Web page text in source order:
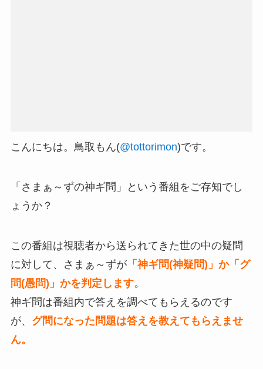
こんにちは。鳥取もん(@tottorimon)です。
「さまぁ～ずの神ギ問」という番組をご存知でし
ょうか？
この番組は視聴者から送られてきた世の中の疑問
に対して、さまぁ～ずが「神ギ問(神疑問)」か「グ
問(愚問)」かを判定します。
神ギ問は番組内で答えを調べてもらえるのです
が、 グ問になった問題は答えを教えてもらえませ
ん。